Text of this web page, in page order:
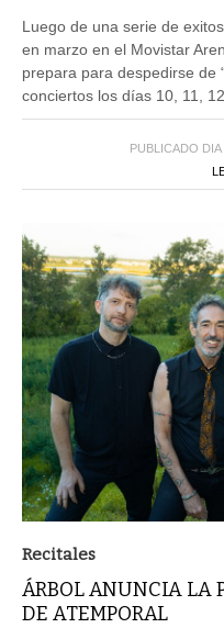
Luego de una serie de
en marzo en el Movistar
prepara para despedirse de
conciertos los días 10, 11,
PUBLICADO
Recitales
ÁRBOL ANUNCIA LA
DE ATEMPORAL